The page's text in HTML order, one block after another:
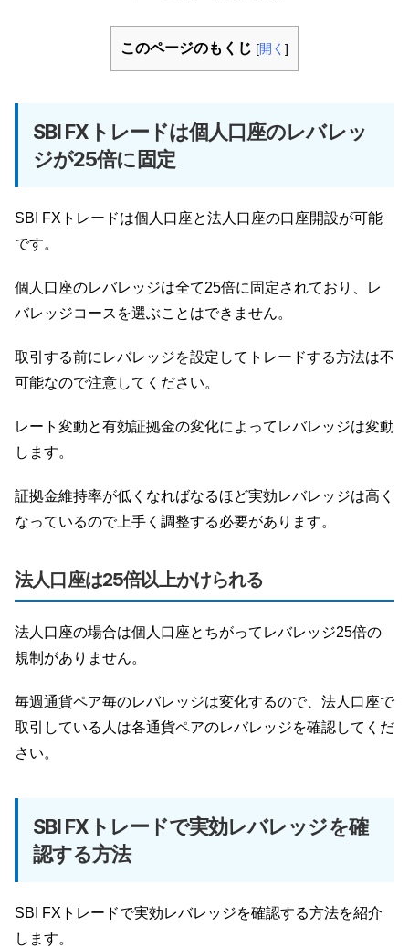
このページのもくじ [開く ]
SBI FXトレードは個人口座のレバレッ
ジが25倍に固定
SBI FXトレードは個人口座と法人口座の口座開設が可能
です。
個人口座のレバレッジは全て25倍に固定されており、レ
バレッジコースを選ぶことはできません。
取引する前にレバレッジを設定してトレードする方法は不
可能なので注意してください。
レート変動と有効証拠金の変化によってレバレッジは変動
します。
証拠金維持率が低くなればなるほど実効レバレッジは高く
なっているので上手く調整する必要があります。
法人口座は25倍以上かけられる
法人口座の場合は個人口座とちがってレバレッジ25倍の
規制がありません。
毎週通貨ペア毎のレバレッジは変化するので、法人口座で
取引している人は各通貨ペアのレバレッジを確認してくだ
さい。
SBI FXトレードで実効レバレッジを確
認する方法
SBI FXトレードで実効レバレッジを確認する方法を紹介
します。